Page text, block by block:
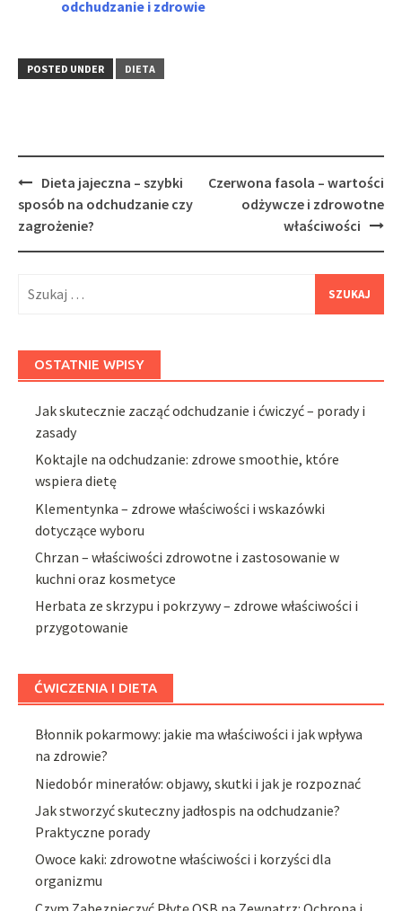
odchudzanie i zdrowie
POSTED UNDER DIETA
Post
navigation
Dieta jajeczna – szybki
sposób na odchudzanie czy
zagrożenie?
Czerwona fasola – wartości
odżywcze i zdrowotne
właściwości
OSTATNIE WPISY
Jak skutecznie zacząć odchudzanie i ćwiczyć – porady i
zasady
Koktajle na odchudzanie: zdrowe smoothie, które
wspiera dietę
Klementynka – zdrowe właściwości i wskazówki
dotyczące wyboru
Chrzan – właściwości zdrowotne i zastosowanie w
kuchni oraz kosmetyce
Herbata ze skrzypu i pokrzywy – zdrowe właściwości i
przygotowanie
ĆWICZENIA I DIETA
Błonnik pokarmowy: jakie ma właściwości i jak wpływa
na zdrowie?
Niedobór minerałów: objawy, skutki i jak je rozpoznać
Jak stworzyć skuteczny jadłospis na odchudzanie?
Praktyczne porady
Owoce kaki: zdrowotne właściwości i korzyści dla
organizmu